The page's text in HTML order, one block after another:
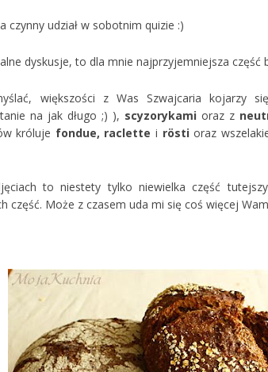
czynny udział w sobotnim quizie :)
dyskusje, to dla mnie najprzyjemniejsza część
większości z Was Szwajcaria kojarzy
na jak długo ;) ), scyzorykamioraz z
króluje fondue, raclette i röstioraz
to niestety tylko niewielka część
część. Może z czasem uda mi się coś więcej